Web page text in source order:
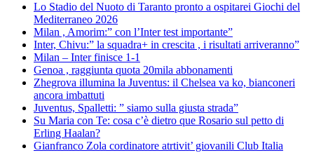
Lo Stadio del Nuoto di Taranto pronto a ospitarei Giochi del
Mediterraneo 2026
Milan , Amorim:” con l’Inter test importante”
Inter, Chivu:” la squadra+ in crescita , i risultati arriveranno”
Milan – Inter finisce 1-1
Genoa , raggiunta quota 20mila abbonamenti
Zhegrova illumina la Juventus: il Chelsea va ko, bianconeri
ancora imbattuti
Juventus, Spalletti: ” siamo sulla giusta strada”
Su Maria con Te: cosa c’è dietro que Rosario sul petto di
Erling Haalan?
Gianfranco Zola cordinatore atrtivit’ giovanili Club Italia